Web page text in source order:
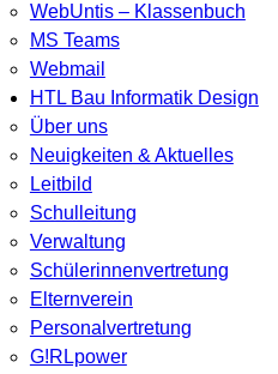
WebUntis – Klassenbuch
MS Teams
Webmail
HTL Bau Informatik Design
Über uns
Neuigkeiten & Aktuelles
Leitbild
Schulleitung
Verwaltung
Schülerinnenvertretung
Elternverein
Personalvertretung
G!RLpower